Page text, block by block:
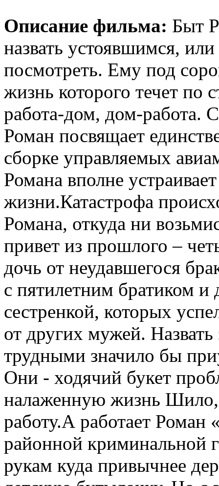
Описание фильма: Быт
назвать устоявшимся,
посмотреть. Ему под
жизнь которого течет по
работа-дом, дом-работа.
Роман посвящает
сборке управляемых
Романа вполне
жизни.Катастрофа
Романа, откуда ни
привет из прошлого –
дочь от неудавшегося
с пятилетним братиком и
сестренкой, которых
от других мужей. Назвать
трудными значило бы
Они - ходячий букет
налаженную жизнь Шило,
работу.А работает Роман
районной криминальной
рукам куда привычнее